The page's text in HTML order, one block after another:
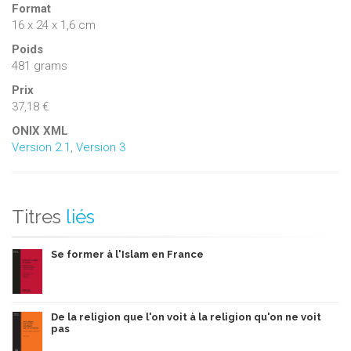
Format
16 x 24 x 1,6 cm
Poids
481 grams
Prix
37,18 €
ONIX XML
Version 2.1 Version 3
Titres liés
Se former à l'Islam en France
De la religion que l'on voit à la religion qu'on ne voit
pas